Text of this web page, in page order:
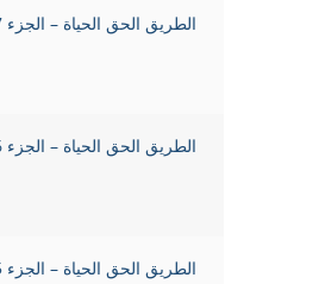
الطريق الحق الحياة – الجزء 7 The Way, The Truth, The Life – Part
الطريق الحق الحياة – الجزء 6 The Way, The Truth, The Life – Part
الطريق الحق الحياة – الجزء 5 The Way, The Truth, The Life – Part